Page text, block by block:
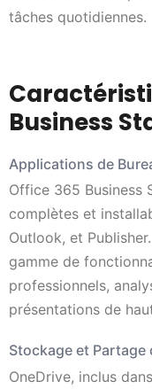
tâches quotidiennes.
Business
Applications de
Office 365 Business
complètes et
Outlook, et
gamme de
professionnels,
présentations de
Stockage et Partage
OneDrive, inclus